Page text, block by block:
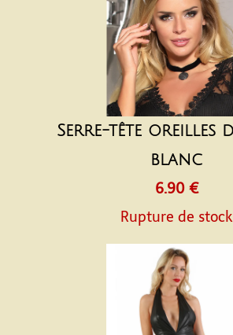
Serre-tête oreilles
blanc
6.90 €
Rupture de stock